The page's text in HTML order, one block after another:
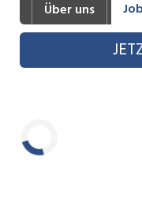
Industrie,
Produktion
Informatik,
Über uns